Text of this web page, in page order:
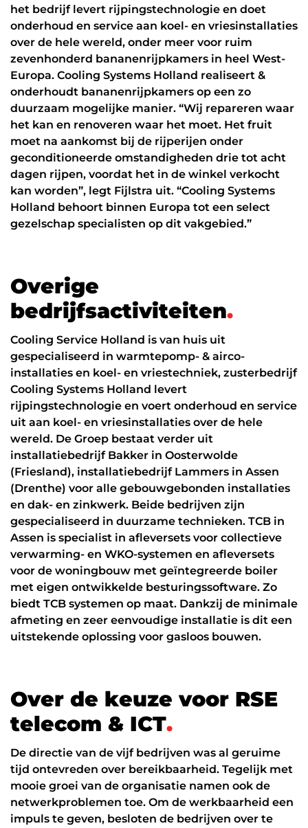
het bedrijf levert rijpingstechnologie en doet
onderhoud en service aan koel- en vriesinstallaties
over de hele wereld, onder meer voor ruim
zevenhonderd bananenrijpkamers in heel West-
Europa. Cooling Systems Holland realiseert &
onderhoudt bananenrijpkamers op een zo
duurzaam mogelijke manier. “Wij repareren waar
het kan en renoveren waar het moet. Het fruit
moet na aankomst bij de rijperijen onder
geconditioneerde omstandigheden drie tot acht
dagen rijpen, voordat het in de winkel verkocht
kan worden”, legt Fijlstra uit. “Cooling Systems
Holland behoort binnen Europa tot een select
gezelschap specialisten op dit vakgebied.”
Overige
bedrijfsactiviteiten.
Cooling Service Holland is van huis uit
gespecialiseerd in warmtepomp- & airco-
installaties en koel- en vriestechniek, zusterbedrijf
Cooling Systems Holland levert
rijpingstechnologie en voert onderhoud en service
uit aan koel- en vriesinstallaties over de hele
wereld. De Groep bestaat verder uit
installatiebedrijf Bakker in Oosterwolde
(Friesland), installatiebedrijf Lammers in Assen
(Drenthe) voor alle gebouwgebonden installaties
en dak- en zinkwerk. Beide bedrijven zijn
gespecialiseerd in duurzame technieken. TCB in
Assen is specialist in afleversets voor collectieve
verwarming- en WKO-systemen en afleversets
voor de woningbouw met geïntegreerde boiler
met eigen ontwikkelde besturingssoftware. Zo
biedt TCB systemen op maat. Dankzij de minimale
afmeting en zeer eenvoudige installatie is dit een
uitstekende oplossing voor gasloos bouwen.
Over de keuze voor RSE
telecom & ICT.
De directie van de vijf bedrijven was al geruime
tijd ontevreden over bereikbaarheid. Tegelijk met
mooie groei van de organisatie namen ook de
netwerkproblemen toe. Om de werkbaarheid een
impuls te geven, besloten de bedrijven over te